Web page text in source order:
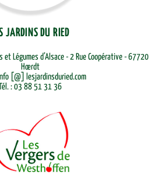
JARDINS DU RIED
et Légumes d’Alsace - 2 Rue Coopérative - 67720
Hœrdt
[@] lesjardinsduried.com
Tél. : 03 88 51 31 36